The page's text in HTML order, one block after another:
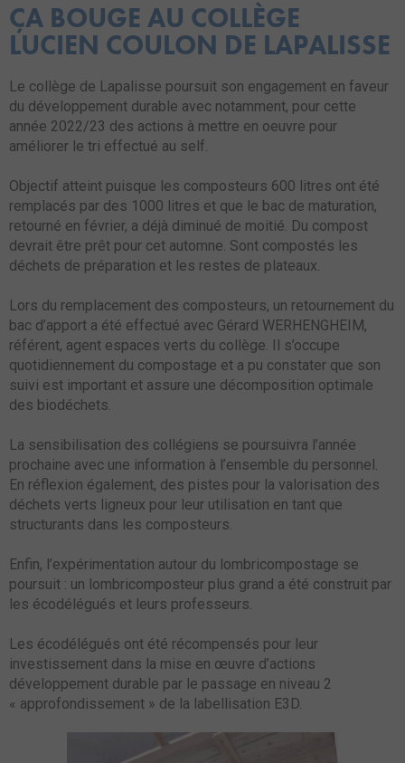
ÇA BOUGE AU COLLÈGE
LUCIEN COULON DE LAPALISSE
Le collège de Lapalisse poursuit son engagement en faveur
du développement durable avec notamment, pour cette
année 2022/23 des actions à mettre en oeuvre pour
améliorer le tri effectué au self.
Objectif atteint puisque les composteurs 600 litres ont été
remplacés par des 1000 litres et que le bac de maturation,
retourné en février, a déjà diminué de moitié. Du compost
devrait être prêt pour cet automne. Sont compostés les
déchets de préparation et les restes de plateaux.
Lors du remplacement des composteurs, un retournement du
bac d’apport a été effectué avec Gérard WERHENGHEIM,
référent, agent espaces verts du collège. Il s’occupe
quotidiennement du compostage et a pu constater que son
suivi est important et assure une décomposition optimale
des biodéchets.
La sensibilisation des collégiens se poursuivra l’année
prochaine avec une information à l’ensemble du personnel.
En réflexion également, des pistes pour la valorisation des
déchets verts ligneux pour leur utilisation en tant que
structurants dans les composteurs.
Enfin, l’expérimentation autour du lombricompostage se
poursuit : un lombricomposteur plus grand a été construit par
les écodélégués et leurs professeurs.
Les écodélégués ont été récompensés pour leur
investissement dans la mise en œuvre d’actions
développement durable par le passage en niveau 2
« approfondissement » de la labellisation E3D.